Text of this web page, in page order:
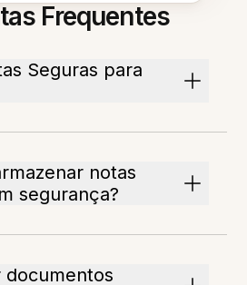
Frequentes
Seguras para
notas
segurança?
documentos